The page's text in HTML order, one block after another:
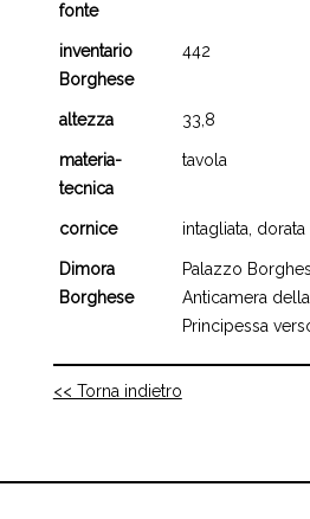
fonte
inventario
Borghese
442
altezza 33,8
materia-
tecnica
tavola
cornice intagliata, dorata
Dimora
Borghese
Palazzo
Anticamera
Principessa
<< Torna indietro